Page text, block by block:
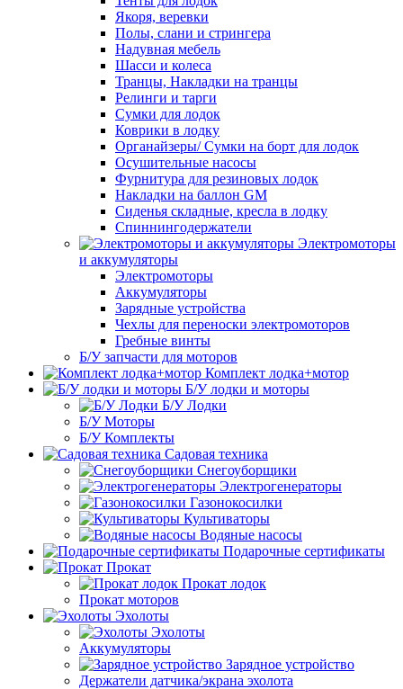
Якоря, веревки
Полы, слани и стрингера
Надувная мебель
Шасси и колеса
Транцы, Накладки на транцы
Релинги и тарги
Сумки для лодок
Коврики в лодку
Органайзеры/ Сумки на борт для лодок
Осушительные насосы
Фурнитура для резиновых лодок
Накладки на баллон GM
Сиденья складные, кресла в лодку
Спиннингодержатели
Электромоторы
и аккумуляторы
Электромоторы
Аккумуляторы
Зарядные устройства
Чехлы для переноски электромоторов
Гребные винты
Б/У запчасти для моторов
Комплект лодка+мотор
Б/У лодки и моторы
Б/У Лодки
Б/У Моторы
Б/У Комплекты
Садовая техника
Снегоуборщики
Электрогенераторы
Газонокосилки
Культиваторы
Водяные насосы
Подарочные сертификаты
Прокат
Прокат лодок
Прокат моторов
Эхолоты
Эхолоты
Аккумуляторы
Зарядное устройство
Держатели датчика/экрана эхолота